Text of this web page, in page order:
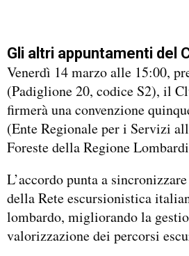
Gli altri appuntamenti del
Venerdì 14 marzo alle 15:00,
(Padiglione 20, codice S2), il
firmerà una convenzione
(Ente Regionale per i Servizi
Foreste della Regione
L’accordo punta a
della Rete escursionistica
lombardo, migliorando la
valorizzazione dei percorsi